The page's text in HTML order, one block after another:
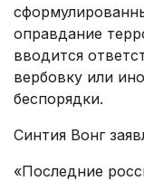
оправдание
вводится
вербовку или
беспорядки.
Синтия Вонг
«Последние